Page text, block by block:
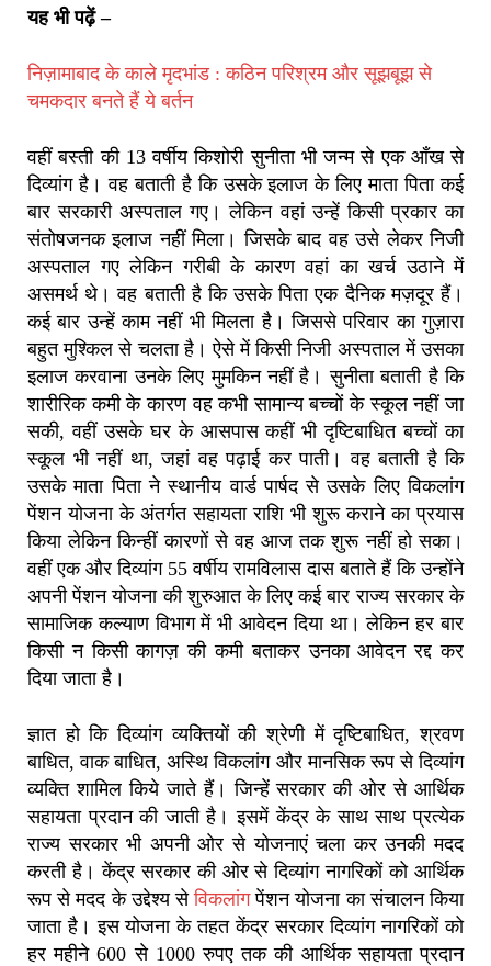
यह भी पढ़ें –
निज़ामाबाद के काले मृदभांड : कठिन परिश्रम और सूझबूझ से
चमकदार बनते हैं ये बर्तन
वहीं बस्ती की 13 वर्षीय किशोरी सुनीता भी जन्म से एक आँख से
दिव्यांग है। वह बताती है कि उसके इलाज के लिए माता पिता कई
बार सरकारी अस्पताल गए। लेकिन वहां उन्हें किसी प्रकार का
संतोषजनक इलाज नहीं मिला। जिसके बाद वह उसे लेकर निजी
अस्पताल गए लेकिन गरीबी के कारण वहां का खर्च उठाने में
असमर्थ थे। वह बताती है कि उसके पिता एक दैनिक मज़दूर हैं।
कई बार उन्हें काम नहीं भी मिलता है। जिससे परिवार का गुज़ारा
बहुत मुश्किल से चलता है। ऐसे में किसी निजी अस्पताल में उसका
इलाज करवाना उनके लिए मुमकिन नहीं है। सुनीता बताती है कि
शारीरिक कमी के कारण वह कभी सामान्य बच्चों के स्कूल नहीं जा
सकी, वहीं उसके घर के आसपास कहीं भी दृष्टिबाधित बच्चों का
स्कूल भी नहीं था, जहां वह पढ़ाई कर पाती। वह बताती है कि
उसके माता पिता ने स्थानीय वार्ड पार्षद से उसके लिए विकलांग
पेंशन योजना के अंतर्गत सहायता राशि भी शुरू कराने का प्रयास
किया लेकिन किन्हीं कारणों से वह आज तक शुरू नहीं हो सका।
वहीं एक और दिव्यांग 55 वर्षीय रामविलास दास बताते हैं कि उन्होंने
अपनी पेंशन योजना की शुरुआत के लिए कई बार राज्य सरकार के
सामाजिक कल्याण विभाग में भी आवेदन दिया था। लेकिन हर बार
किसी न किसी कागज़ की कमी बताकर उनका आवेदन रद्द कर
दिया जाता है।
ज्ञात हो कि दिव्यांग व्यक्तियों की श्रेणी में दृष्टिबाधित, श्रवण
बाधित, वाक बाधित, अस्थि विकलांग और मानसिक रूप से दिव्यांग
व्यक्ति शामिल किये जाते हैं। जिन्हें सरकार की ओर से आर्थिक
सहायता प्रदान की जाती है। इसमें केंद्र के साथ साथ प्रत्येक
राज्य सरकार भी अपनी ओर से योजनाएं चला कर उनकी मदद
करती है। केंद्र सरकार की ओर से दिव्यांग नागरिकों को आर्थिक
रूप से मदद के उद्देश्य सेविकलांगपेंशन योजना का संचालन किया
जाता है। इस योजना के तहत केंद्र सरकार दिव्यांग नागरिकों को
हर महीने 600 से 1000 रुपए तक की आर्थिक सहायता प्रदान